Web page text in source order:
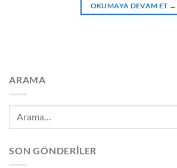
OKUMAYA DEVAM ET →
ARAMA
SON GÖNDERILER